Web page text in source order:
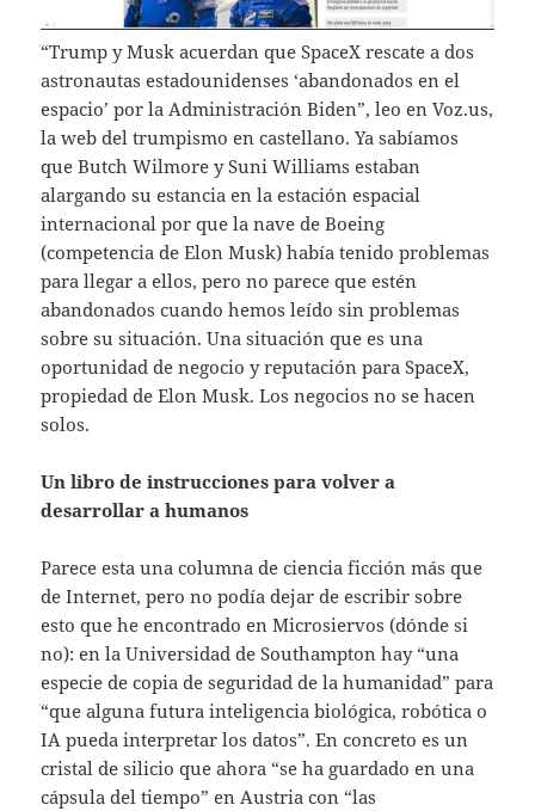
“Trump y Musk acuerdan que SpaceX rescate a dos
astronautas estadounidenses ‘abandonados en el
espacio’ por la Administración Biden”, leo en Voz.us,
la web del trumpismo en castellano. Ya sabíamos
que Butch Wilmore y Suni Williams estaban
alargando su estancia en la estación espacial
internacional por que la nave de Boeing
(competencia de Elon Musk) había tenido problemas
para llegar a ellos, pero no parece que estén
abandonados cuando hemos leído sin problemas
sobre su situación. Una situación que es una
oportunidad de negocio y reputación para SpaceX,
propiedad de Elon Musk. Los negocios no se hacen
solos.
Un libro de instrucciones para volver a
desarrollar a humanos
Parece esta una columna de ciencia ficción más que
de Internet, pero no podía dejar de escribir sobre
esto que he encontrado en Microsiervos (dónde si
no): en la Universidad de Southampton hay “una
especie de copia de seguridad de la humanidad” para
“que alguna futura inteligencia biológica, robótica o
IA pueda interpretar los datos”. En concreto es un
cristal de silicio que ahora “se ha guardado en una
cápsula del tiempo” en Austria con “las